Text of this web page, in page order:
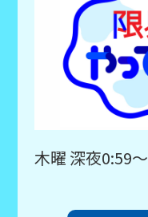
木曜 深夜0:59～